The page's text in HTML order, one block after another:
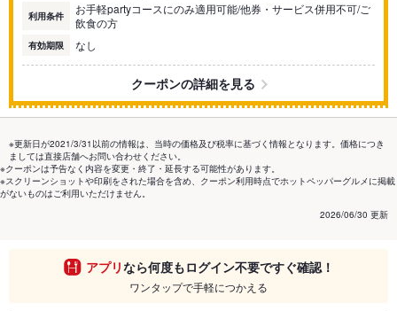
利用条件
お手軽partyコースにのみ適用可能/他券・サービス併用不可/ご
飲食の方
有効期限 なし
クーポンの詳細を見る
※更新日が2021/3/31以前の情報は、当時の価格及び税率に基づく情報となります。価格につき
ましては直接店舗へお問い合わせください。
※クーポンは予告なく内容を変更・終了・延長する可能性があります。
※スクリーンショットや印刷をされた場合を含め、クーポン利用時点でホットペッパーグルメに掲載
がないものはご利用いただけません。
2026/06/30 更新
アプリなら何度もログイン不要ですぐ確認！
ワンタップで手軽につかえる